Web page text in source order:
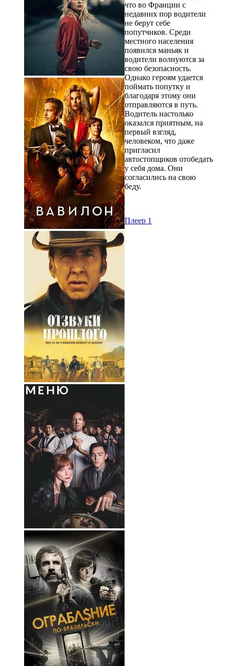
что во Франции с
недавних пор водители
не берут себе
попутчиков. Среди
местного населения
появился маньяк и
водители волнуются за
свою безопасность.
Однако героям удается
поймать попутку и
благодаря этому они
отправляются в путь.
Водитель настолько
оказался приятным, на
первый взгляд,
человеком, что даже
пригласил
автостопщиков отобедать
у себя дома. Они
согласились на свою
беду.
Плеер 1